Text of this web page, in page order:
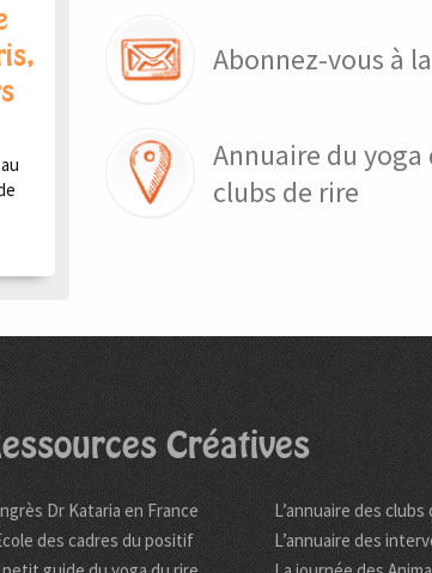
Abonnez-vous à
Annuaire du yoga
clubs de rire
Créatives
Dr Kataria en France
des cadres du positif
L’annuaire des clubs
L’annuaire des